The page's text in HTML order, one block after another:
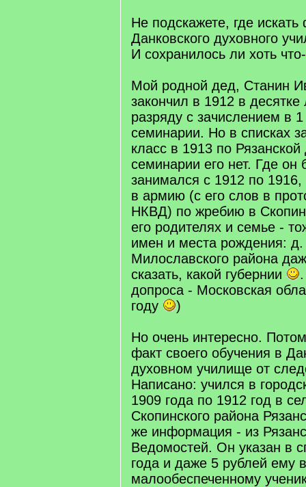
q
Не подскажете, где
Данковского духовного
И сохранилось ли хоть
Мой родной дед, Станин
закончил в 1912 в
разряду с зачислением в
семинарии. Но в списках
класс в 1913 по Рязанской
семинарии его нет. Где он
занимался с 1912 по 1916,
в армию (с его слов в
НКВД) по жребию в
его родителях и семье -
имен и места рождения:
Милославского района
сказать, какой губернии
допроса - Московская
году
)
Но очень интересно.
факт своего обучения в
духовном училище от
Написано: учился в
1909 года по 1912 год в
Скопинского района
же информация - из
Ведомостей. Он указан в
года и даже 5 рублей ему
малообеспеченному